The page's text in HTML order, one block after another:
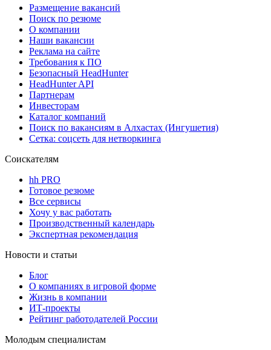
Размещение вакансий
Поиск по резюме
О компании
Наши вакансии
Реклама на сайте
Требования к ПО
Безопасный HeadHunter
HeadHunter API
Партнерам
Инвесторам
Каталог компаний
Поиск по вакансиям в Алхастах (Ингушетия)
Сетка: соцсеть для нетворкинга
Соискателям
hh PRO
Готовое резюме
Все сервисы
Хочу у вас работать
Производственный календарь
Экспертная рекомендация
Новости и статьи
Блог
О компаниях в игровой форме
Жизнь в компании
ИТ-проекты
Рейтинг работодателей России
Молодым специалистам